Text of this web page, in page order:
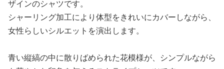
ザインのシャツです。
シャーリング加工により体型をきれいにカバーしながら、
女性らしいシルエットを演出します。
青い縦縞の中に散りばめられた花模様が、シンプルながら